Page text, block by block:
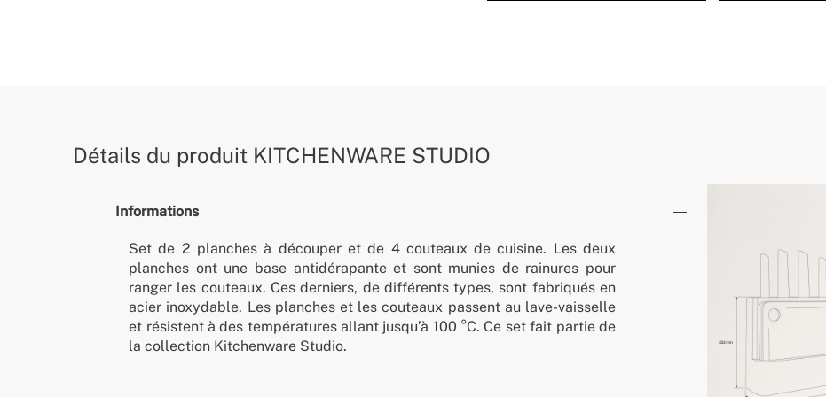
Détails du produit KITCHENWARE STUDIO
Informations
Set de 2 planches à découper et de 4 couteaux de cuisine. Les deux
planches ont une base antidérapante et sont munies de rainures pour
ranger les couteaux. Ces derniers, de différents types, sont fabriqués en
acier inoxydable. Les planches et les couteaux passent au lave-vaisselle
et résistent à des températures allant jusqu’à 100 °C. Ce set fait partie de
la collection Kitchenware Studio.